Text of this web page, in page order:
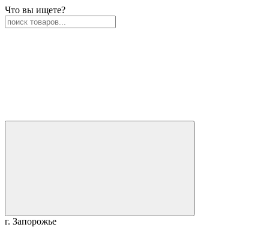
Что вы ищете?
г. Запорожье